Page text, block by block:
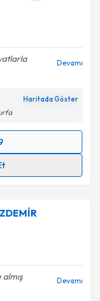
Devamı
Haritada Göster
ile
Devamı